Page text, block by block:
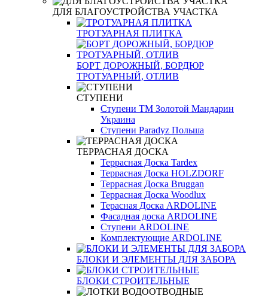
ДЛЯ БЛАГОУСТРОЙСТВА УЧАСТКА
ТРОТУАРНАЯ ПЛИТКА
БОРТ ДОРОЖНЫЙ, БОРДЮР
ТРОТУАРНЫЙ, ОТЛИВ
СТУПЕНИ
Ступени ТМ Золотой Мандарин
Украина
Ступени Paradyz Польша
ТЕРРАСНАЯ ДОСКА
Террасная Доска Tardex
Террасная Доска HOLZDORF
Террасная Доска Bruggan
Террасная Доска Woodlux
Терасная Доска ARDOLINE
Фасадная доска ARDOLINE
Ступени ARDOLINE
Комплектующие ARDOLINE
БЛОКИ И ЭЛЕМЕНТЫ ДЛЯ ЗАБОРА
БЛОКИ СТРОИТЕЛЬНЫЕ